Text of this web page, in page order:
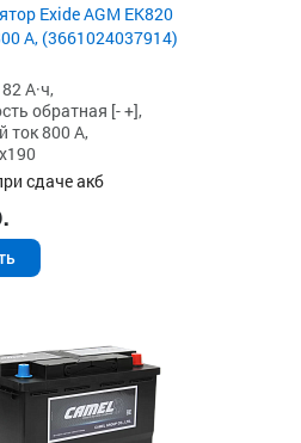
Exide AGM EK820
А, (3661024037914)
А·ч,
обратная [- +],
ток 800 А,
сдаче акб